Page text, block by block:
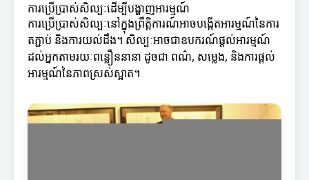
ការប្រើប្រាស់សិល្បៈដើម្បីបង្ហាញអារម្មណ៍
ការប្រើប្រាស់សិល្បៈនៅក្នុងព្រឹត្តិការណ៍អាចបង្កើតអារម្មណ៍នៃការ
តភ្ជាប់ និងការយល់ដឹង។ សិល្បៈអាចជាឧបករណ៍ផ្តល់អារម្មណ៍
ដល់អ្នកតាមរយៈពន្លឿននានា ដូចជា ពណ៌, សម្លេង, និងការផ្តល់
អារម្មណ៍នៃភាពស្រស់ស្អាត។